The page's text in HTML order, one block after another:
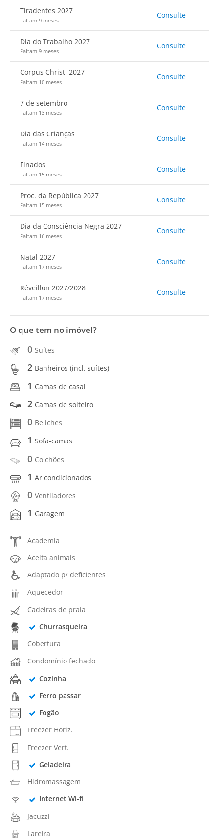
Tiradentes 2027
Faltam 9 meses
Consulte
Dia do Trabalho 2027
Faltam 9 meses
Consulte
Corpus Christi 2027
Faltam 10 meses
Consulte
7 de setembro
Faltam 13 meses
Consulte
Dia das Crianças
Faltam 14 meses
Consulte
Finados
Faltam 15 meses
Consulte
Proc. da República 2027
Faltam 15 meses
Consulte
Dia da Consciência Negra 2027
Faltam 16 meses
Consulte
Natal 2027
Faltam 17 meses
Consulte
Réveillon 2027/2028
Faltam 17 meses
Consulte
O que tem no imóvel?
0 Suítes
2 Banheiros (incl. suítes)
1 Camas de casal
2 Camas de solteiro
0 Beliches
1 Sofa-camas
0 Colchões
1 Ar condicionados
0 Ventiladores
1 Garagem
Academia
Aceita animais
Adaptado p/ deficientes
Aquecedor
Cadeiras de praia
Churrasqueira
Cobertura
Condomínio fechado
Cozinha
Ferro passar
Fogão
Freezer Horiz.
Freezer Vert.
Geladeira
Hidromassagem
Internet Wi-fi
Jacuzzi
Lareira